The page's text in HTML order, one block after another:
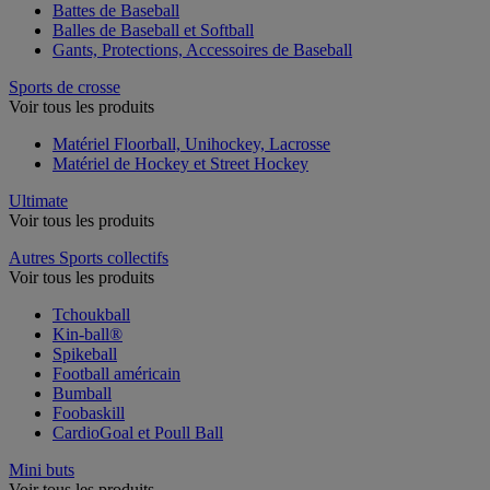
Battes de Baseball
Balles de Baseball et Softball
Gants, Protections, Accessoires de Baseball
Sports de crosse
Voir tous les produits
Matériel Floorball, Unihockey, Lacrosse
Matériel de Hockey et Street Hockey
Ultimate
Voir tous les produits
Autres Sports collectifs
Voir tous les produits
Tchoukball
Kin-ball®
Spikeball
Football américain
Bumball
Foobaskill
CardioGoal et Poull Ball
Mini buts